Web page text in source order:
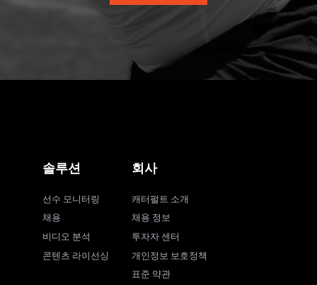
솔루션
선수 모니터링
채용
비디오 분석
콘텐츠 라이선싱
회사
캐터펄트 소개
채용 정보
투자자 센터
개인정보 보호정책
표준 약관